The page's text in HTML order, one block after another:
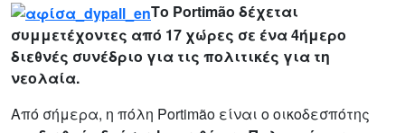
Το Portimão δέχεται
συμμετέχοντες από 17 χώρες σε ένα 4ήμερο
διεθνές συνέδριο για τις πολιτικές για τη
νεολαία.
Από σήμερα, η πόλη Portimão είναι ο οικοδεσπότης